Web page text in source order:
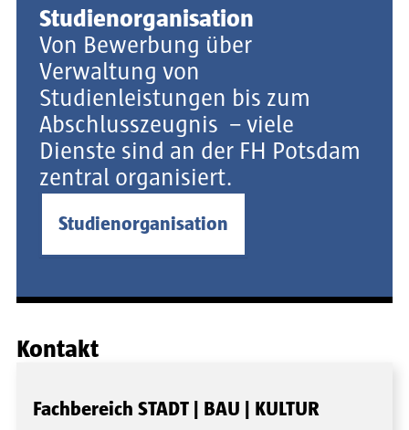
Studienorganisation
Von Bewerbung über
Verwaltung von
Studienleistungen bis zum
Abschlusszeugnis – viele
Dienste sind an der FH Potsdam
zentral organisiert.
Studienorganisation
Kontakt
Fachbereich STADT | BAU | KULTUR